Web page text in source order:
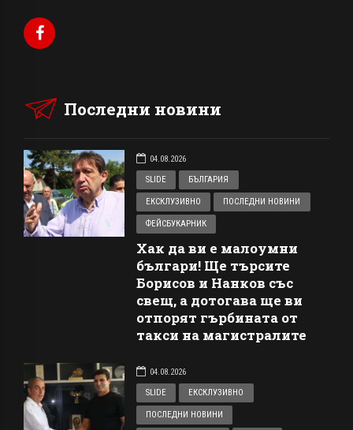
Последни новини
04.08.2026
SLIDE
БЪЛГАРИЯ
ЕКСКЛУЗИВНО ПОСЛЕДНИ НОВИНИ
ФЕЙСБУКАРНИК
Хак да ви е малоумни
българи! Ще търсите
Борисов и Нанков със
свещ, а дотогава ще ви
отпорят гърбината от
такси на магистралите
04.08.2026
SLIDE
ЕКСКЛУЗИВНО
ПОСЛЕДНИ НОВИНИ